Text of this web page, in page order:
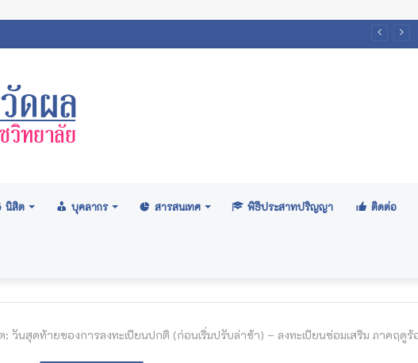
: อนุมัติปริญญา ระดับปริญญาตรี รุ่นที่ ๗๑ (ครั้งที่ ๒/๒๕๖๙)
นิสิต บุคลากร สารสนเทศ พิธีประสาทปริญญา ติดต่อ
: วันสุดท้ายของการลงทะเบียนปกติ (ก่อนเริ่มปรับล่าช้า) – ลงทะเบียนซ่อมเสริม ภาคฤดูร้